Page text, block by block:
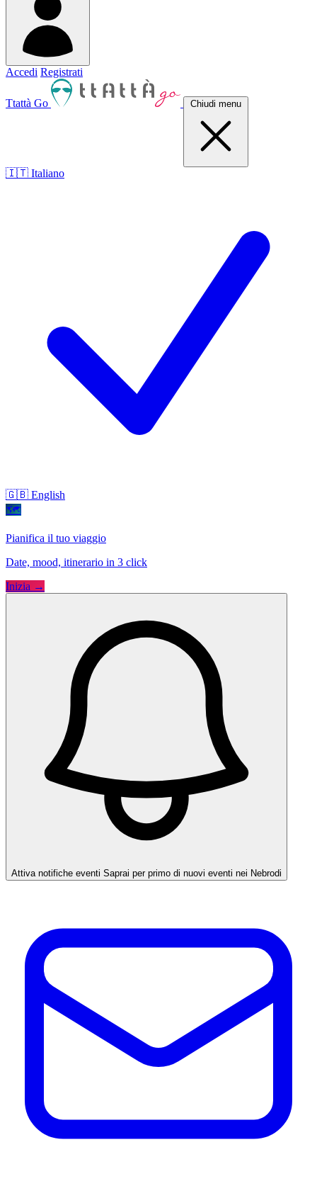
Accedi Registrati
Ttattà Go Chiudi menu
🇮🇹 Italiano
🇬🇧 English
🗺
Pianifica il tuo viaggio
Date, mood, itinerario in 3 click
Inizia →
Attiva notifiche eventi Saprai per primo di nuovi eventi nei Nebrodi